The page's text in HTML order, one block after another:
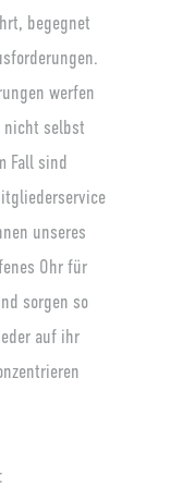
begegnet
werfen
nicht selbst
Fall sind
unseres
Ohr für
sorgen so
auf ihr